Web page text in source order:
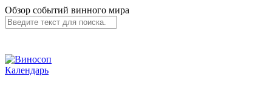
Обзор событий винного мира
Календарь